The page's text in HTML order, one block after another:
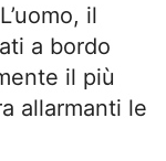
il
a bordo
il più
allarmanti le